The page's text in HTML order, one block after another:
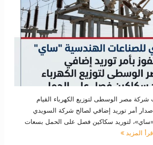
مصر الوسطى لتوزيع الكهرباء القيام
أمر توريد إضافي لصالح شركة السويدي
«ساي»، لتوريد سكاكين فصل على الحمل بسعات
اقرأ المزيد